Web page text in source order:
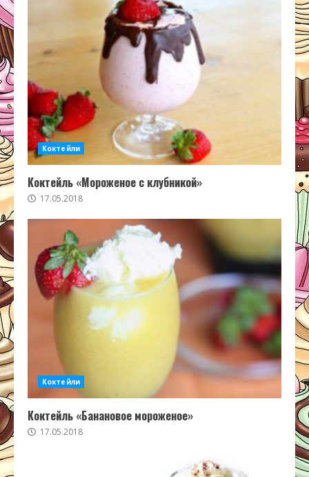
Коктейли
Коктейль «Мороженое с клубникой»
17.05.2018
Коктейли
Коктейль «Банановое мороженое»
17.05.2018